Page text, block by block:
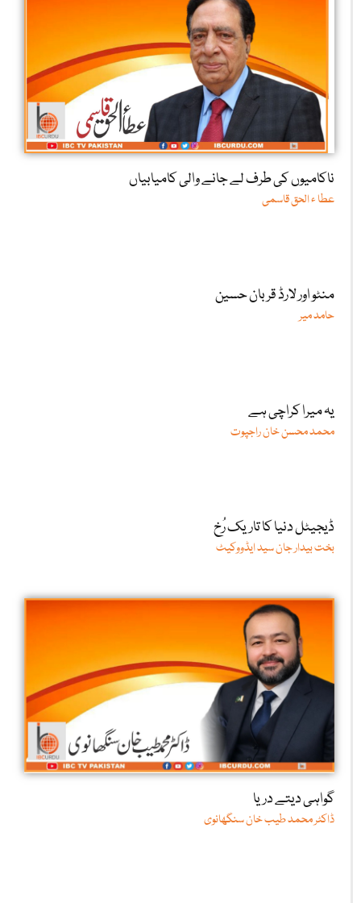
ناکامیوں کی طرف لے جانے والی کامیابیاں
عطا ء الحق قاسمی
منٹو اور لارڈ قربان حسین
حامد میر
یہ میرا کراچی ہے
محمد محسن خان راجپوت
ڈیجیٹل دنیا کا تاریک رُخ
بخت بیدار جان سید ایڈووکیٹ
گواہی دیتے دریا
ڈاکٹر محمد طیب خان سنگھانوی